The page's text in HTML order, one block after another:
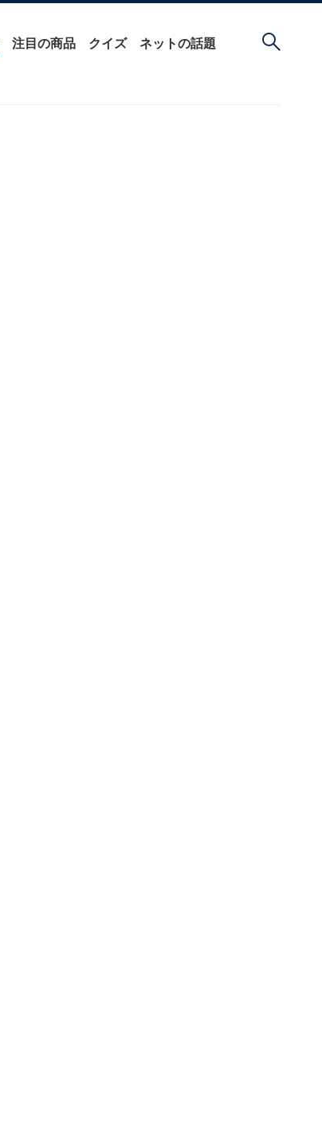
注目の商品 クイズ ネットの話題